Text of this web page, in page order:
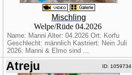
Mischling
Welpe/Rüde 04.2026
Name: Manni Alter: 04.2026 Ort: Korfu
Geschlecht: männlich Kastriert: Nein Juli
2026: Manni & Elmo sind ...
Atreju ID: 1059734